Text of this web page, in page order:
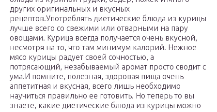
других оригинальных и вкусных
рецептов.Употреблять диетические блюда из курицы
лучше всего со свежими или отварными на пару
овощами. Курица всегда получается очень вкусной,
несмотря на то, что там минимум калорий. Нежное
мясо курицы радует своей сочностью, а
потрясающий, незабываемый аромат просто сводит с
ума.И помните, полезная, здоровая пища очень
аппетитная и вкусная, всего лишь необходимо
научиться правильно ее готовить. Но теперь то вы
знаете, какие диетические блюда из курицы можно